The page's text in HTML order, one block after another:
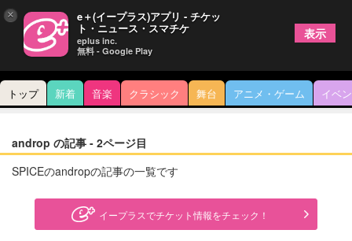
トップ 新着 音楽 クラシック 舞台 アニメ・ゲーム イベ
androp の記事 - 2ページ目
SPICEのandropの記事の一覧です
イープラスでチケット情報をチェック！
× e＋(イープラス)アプリ - チケッ
ト・ニュース・スマチケ
eplus inc.
無料 - Google Play
表示